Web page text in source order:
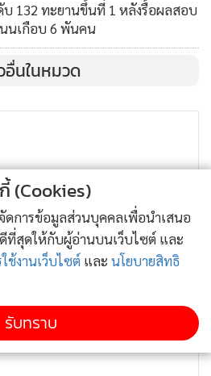
132 ทะยานขึ้นที่ 1 หลังรื้อผลสอบ
นเกือบ 6 พันคน
อื่นในหมวด
(Cookies)
ดการข้อมูลส่วนบุคคลเพื่อนำเสนอ
สุดให้กับผู้อ่านบนเว็บไซต์ และ
ช้งานเว็บไซต์ และ นโยบายสิทธิ
รับทราบ